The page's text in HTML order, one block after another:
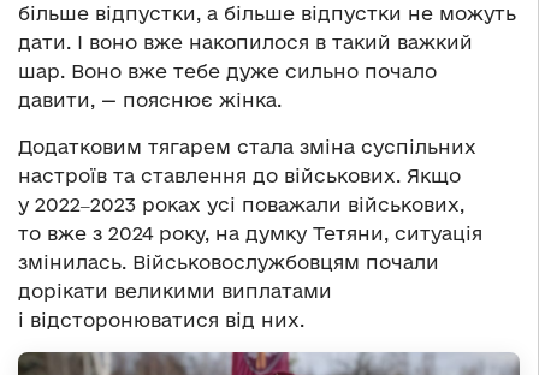
більше відпустки, а більше відпустки не можуть
дати. І воно вже накопилося в такий важкий
шар. Воно вже тебе дуже сильно почало
давити, — пояснює жінка.
Додатковим тягарем стала зміна суспільних
настроїв та ставлення до військових. Якщо
у 2022‒2023 роках усі поважали військових,
то вже з 2024 року, на думку Тетяни, ситуація
змінилась. Військовослужбовцям почали
дорікати великими виплатами
і відсторонюватися від них.